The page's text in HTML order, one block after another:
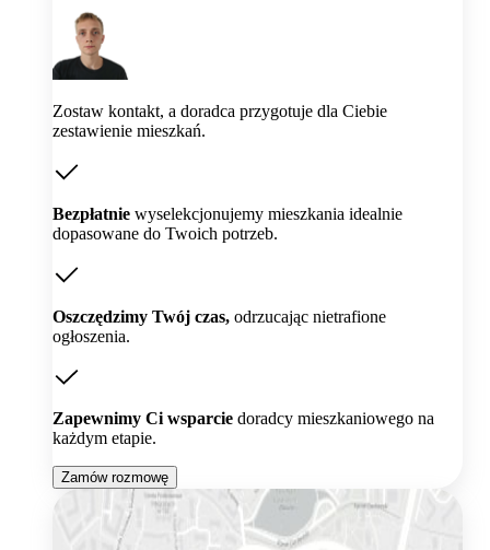
Zostaw kontakt, a doradca przygotuje dla Ciebie
zestawienie mieszkań.
Bezpłatnie wyselekcjonujemy mieszkania idealnie
dopasowane do Twoich potrzeb.
Oszczędzimy Twój czas, odrzucając nietrafione
ogłoszenia.
Zapewnimy Ci wsparcie doradcy mieszkaniowego na
każdym etapie.
Zamów rozmowę